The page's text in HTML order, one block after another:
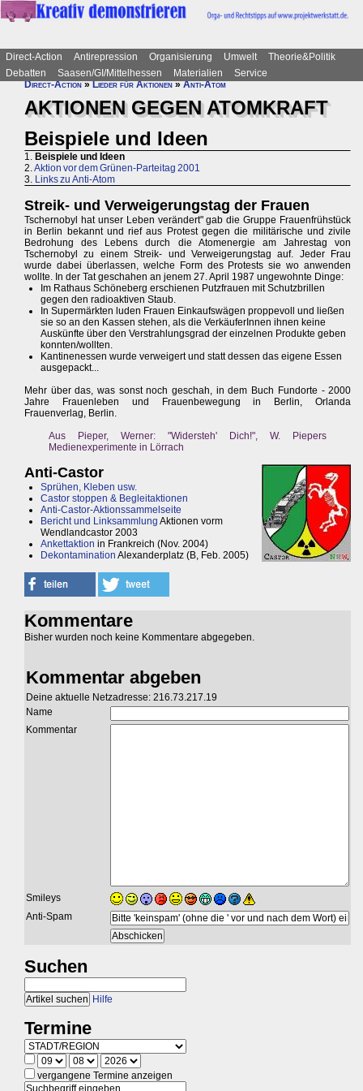
Direct-Action Antirepression Organisierung Umwelt
Theorie&Politik
Debatten
Saasen/GI/Mittelhessen Materialien
Service
Direct-Action»Lieder für Aktionen»Anti-Atom
AKTIONEN GEGEN ATOMKRAFT
Beispiele und Ideen
1. Beispiele und Ideen
2.Aktion vor dem Grünen-Parteitag 2001
3. Links zu Anti-Atom
Streik- und Verweigerungstag der Frauen
Tschernobyl hat unser Leben verändert" gab die Gruppe Frauenfrühstück
in Berlin bekannt und rief aus Protest gegen die militärische und zivile
Bedrohung des Lebens durch die Atomenergie am Jahrestag von
Tschernobyl zu einem Streik- und Verweigerungstag auf. Jeder Frau
wurde dabei überlassen, welche Form des Protests sie wo anwenden
wollte. In der Tat geschahen an jenem 27. April 1987 ungewohnte Dinge:
Im Rathaus Schöneberg erschienen Putzfrauen mit Schutzbrillen
gegen den radioaktiven Staub.
In Supermärkten luden Frauen Einkaufswägen proppevoll und ließen
sie so an den Kassen stehen, als die VerkäuferInnen ihnen keine
Auskünfte über den Verstrahlungsgrad der einzelnen Produkte geben
konnten/wollten.
Kantinenessen wurde verweigert und statt dessen das eigene Essen
ausgepackt...
Mehr über das, was sonst noch geschah, in dem Buch Fundorte - 2000
Jahre Frauenleben und Frauenbewegung in Berlin, Orlanda
Frauenverlag, Berlin.
Aus Pieper, Werner: "Widersteh' Dich!", W. Piepers
Medienexperimente in Lörrach
Anti-Castor
Sprühen, Kleben usw.
Castor stoppen & Begleitaktionen
Anti-Castor-Aktionssammelseite
Bericht und Linksammlung Aktionen vorm
Wendlandcastor 2003
Ankettaktion in Frankreich (Nov. 2004)
Dekontamination Alexanderplatz (B, Feb. 2005)
Kommentare
Bisher wurden noch keine Kommentare abgegeben.
Kommentar abgeben
Deine aktuelle Netzadresse: 216.73.217.19
Name
Kommentar
Smileys
Anti-Spam
Suchen
Hilfe
Termine
vergangene Termine anzeigen